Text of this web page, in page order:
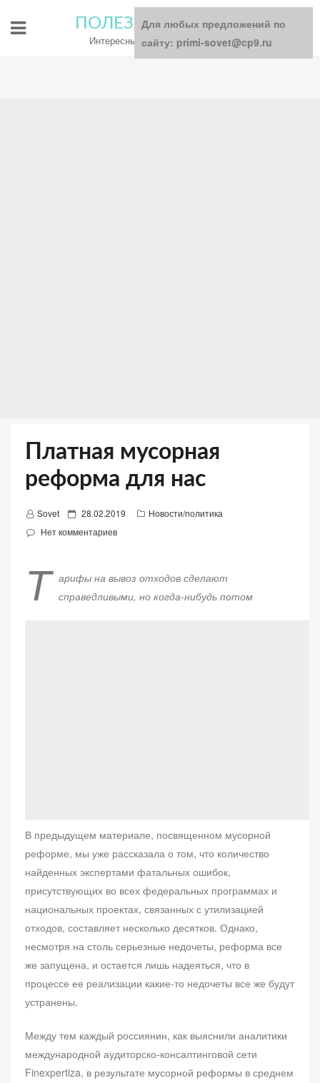
ПОЛЕЗНЫЕ СОВЕТЫ
Интересный блог для всей семьи
Платная мусорная
реформа для нас
Sovet
Д
о
в
л
28.02.2019
Новости/политика
Нет комментариев
Т арифы на вывоз отходов сделают
справедливыми, но когда-нибудь потом
В предыдущем материале, посвященном мусорной
реформе, мы уже рассказала о том, что количество
найденных экспертами фатальных ошибок,
присутствующих во всех федеральных программах и
национальных проектах, связанных с утилизацией
отходов, составляет несколько десятков. Однако,
несмотря на столь серьезные недочеты, реформа все
же запущена, и остается лишь надеяться, что в
процессе ее реализации какие-то недочеты все же будут
устранены.
Между тем каждый россиянин, как выяснили аналитики
международной аудиторско-консалтинговой сети
Finexpertiza, в результате мусорной реформы в среднем
Для любых предложений по
сайту: primi-sovet@cp9.ru